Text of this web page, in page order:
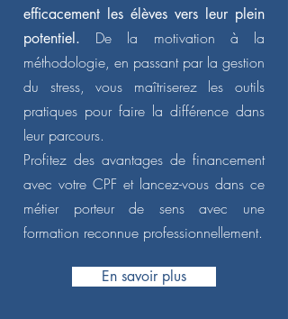
efficacement les élèves vers leur plein
potentiel. De la motivation à la
méthodologie, en passant par la gestion
du stress, vous maîtriserez les outils
pratiques pour faire la différence dans
leur parcours.
Profitez des avantages de financement
avec votre CPF et lancez-vous dans ce
métier porteur de sens avec une
formation reconnue professionnellement.
En savoir plus